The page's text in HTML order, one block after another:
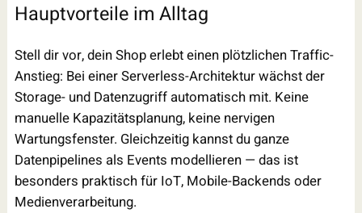
Hauptvorteile im Alltag
Stell dir vor, dein Shop erlebt einen plötzlichen Traffic-
Anstieg: Bei einer Serverless-Architektur wächst der
Storage- und Datenzugriff automatisch mit. Keine
manuelle Kapazitätsplanung, keine nervigen
Wartungsfenster. Gleichzeitig kannst du ganze
Datenpipelines als Events modellieren — das ist
besonders praktisch für IoT, Mobile-Backends oder
Medienverarbeitung.